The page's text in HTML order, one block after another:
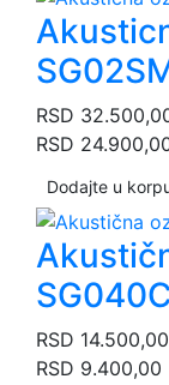
RSD
RSD
Dodajte u
RSD 14.500,00
RSD 9.400,00